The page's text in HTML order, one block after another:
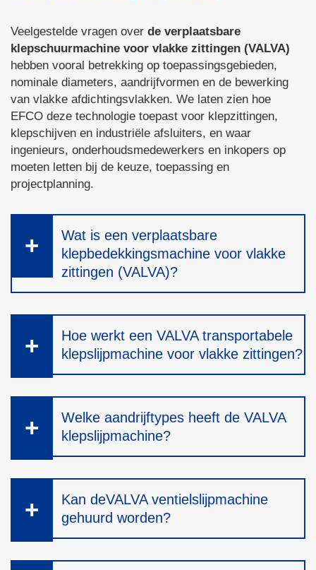
Veelgestelde vragen over de verplaatsbare
klepschuurmachine voor vlakke zittingen (VALVA)
hebben vooral betrekking op toepassingsgebieden,
nominale diameters, aandrijfvormen en de bewerking
van vlakke afdichtingsvlakken. We laten zien hoe
EFCO deze technologie toepast voor klepzittingen,
klepschijven en industriële afsluiters, en waar
ingenieurs, onderhoudsmedewerkers en inkopers op
moeten letten bij de keuze, toepassing en
projectplanning.
Wat is een verplaatsbare
klepbedekkingsmachine voor vlakke
zittingen (VALVA)?
Hoe werkt een VALVA transportabele
klepslijpmachine voor vlakke zittingen?
Welke aandrijftypes heeft de VALVA
klepslijpmachine?
Kan deVALVA ventielslijpmachine
gehuurd worden?